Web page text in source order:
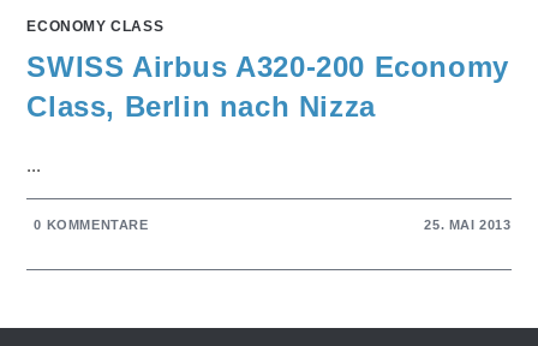
ECONOMY CLASS
SWISS Airbus A320-200 Economy
Class, Berlin nach Nizza
...
0 KOMMENTARE 25. MAI 2013